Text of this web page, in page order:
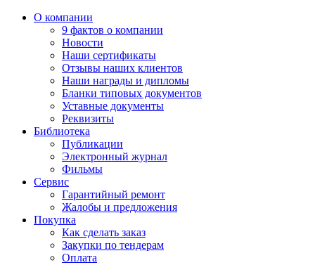
О компании
9 фактов о компании
Новости
Наши сертификаты
Отзывы наших клиентов
Наши награды и дипломы
Бланки типовых документов
Уставные документы
Реквизиты
Библиотека
Публикации
Электронный журнал
Фильмы
Сервис
Гарантийный ремонт
Жалобы и предложения
Покупка
Как сделать заказ
Закупки по тендерам
Оплата